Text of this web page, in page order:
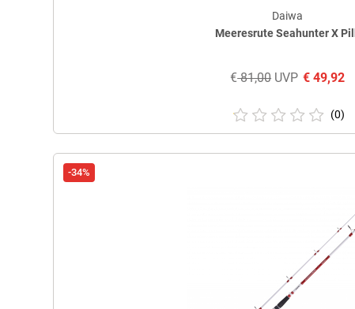
Daiwa
Meeresrute Seahunter X
€81,00 UVP € 49,92
(0)
-34%